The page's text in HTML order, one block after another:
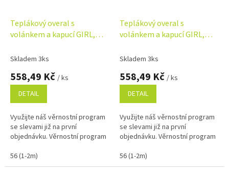
Teplákový overal s
volánkem a kapucí GIRL,
Skladem 3ks
558,49 Kč / ks
DETAIL
Využijte náš věrnostní program
se slevami již na první
objednávku. Věrnostní program
56 (1-2m)
Teplákový overal s
volánkem a kapucí GIRL,
Skladem 3ks
558,49 Kč / ks
DETAIL
Využijte náš věrnostní program
se slevami již na první
objednávku. Věrnostní program
56 (1-2m)